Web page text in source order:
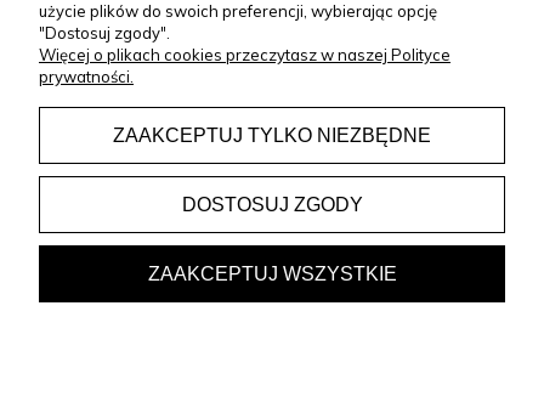
Copyright © 2023 Le Désir
Projekt i wykonanie:Gabiec.pl
użycie plików do swoich preferencji, wybierając opcję
"Dostosuj zgody".
Więcej o plikach cookies przeczytasz w naszej Polityce
prywatności.
ZAAKCEPTUJ TYLKO NIEZBĘDNE
DOSTOSUJ ZGODY
ZAAKCEPTUJ WSZYSTKIE